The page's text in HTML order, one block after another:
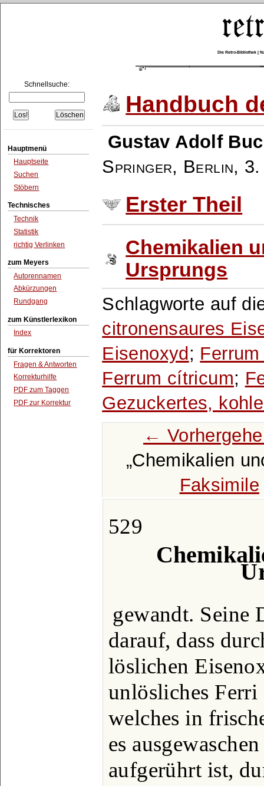
Die Retro-Bibliothek |
Schnellsuche:
Hauptmenü
Hauptseite
Suchen
Stöbern
Technisches
Technik
Statistik
richtig Verlinken
zum Meyers
Autorennamen
Abkürzungen
Rundgang
zum Künstlerlexikon
Index
für Korrektoren
Fragen & Antworten
Korrekturhilfe
PDF zum Taggen
PDF zur Korrektur
Handbuch
Gustav Adolf
Springer, Berlin,
Erster Theil
Chemikalien
Ursprungs
Schlagworte auf
citronensaures
Eisenoxyd;
Ferrum cítricum;
Gezuckertes,
←
Chemikalien
Faksimile
529
gewandt. Seine
darauf, dass
löslichen
unlösliches
welches in
es
aufgerührt ist,